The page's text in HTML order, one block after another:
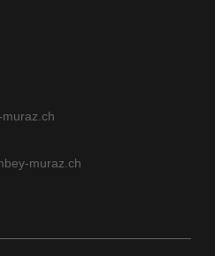
muraz.ch